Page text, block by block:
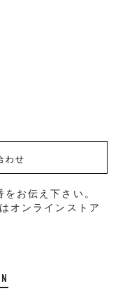
わせ
お伝え下さい。
オンラインストア